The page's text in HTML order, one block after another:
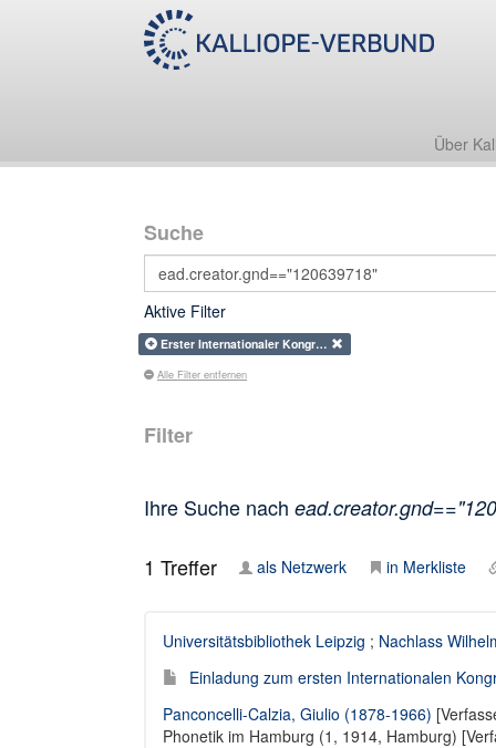
Über
Suche
Aktive Filter
Erster Internationaler Kongr…
Alle Filter entfernen
Filter
Ihre Suche nach
1 Treffer als Netzwerk in Merkliste
Universitätsbibliothek Leipzig ; Nachlass
Einladung zum ersten Internationalen
Panconcelli-Calzia, Giulio (1878-1966)
Phonetik im Hamburg (1, 1914, Hamburg)